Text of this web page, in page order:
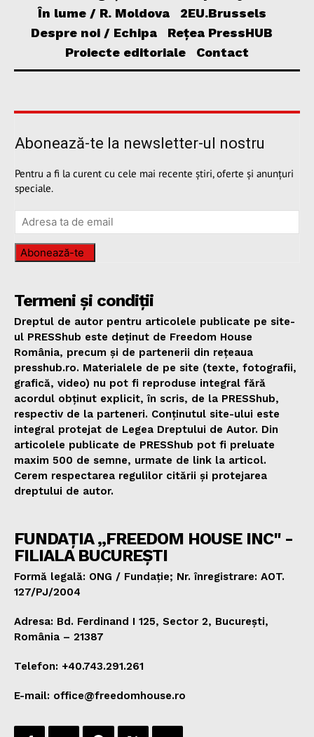
În lume / R. Moldova
2EU.Brussels
Despre noi / Echipa
Rețea PressHUB
Proiecte editoriale
Contact
Abonează-te la newsletter-ul nostru
Pentru a fi la curent cu cele mai recente știri, oferte și anunțuri
speciale.
Abonează-te
Termeni și condiții
Dreptul de autor pentru articolele publicate pe site-
ul PRESShub este deținut de Freedom House
România, precum și de partenerii din rețeaua
presshub.ro. Materialele de pe site (texte, fotografii,
grafică, video) nu pot fi reproduse integral fără
acordul obținut explicit, în scris, de la PRESShub,
respectiv de la parteneri. Conținutul site-ului este
integral protejat de Legea Dreptului de Autor. Din
articolele publicate de PRESShub pot fi preluate
maxim 500 de semne, urmate de link la articol.
Cerem respectarea regulilor citării și protejarea
dreptului de autor.
FUNDAȚIA „FREEDOM HOUSE INC" -
FILIALA BUCUREȘTI
Formă legală: ONG / Fundație; Nr. înregistrare: AOT.
127/PJ/2004
Adresa: Bd. Ferdinand I 125, Sector 2, București,
România – 21387
Telefon: +40.743.291.261
E-mail: office@freedomhouse.ro